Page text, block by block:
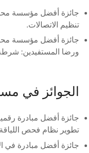
جائزة أفضل مؤسسة
تنظيم الاتصالات.
جائزة أفضل مؤسسة
ورضا المستفيدين:
الجوائز في
جائزة أفضل مبادرة
تطوير نظام فحص
جائزة أفضل مبادرة في